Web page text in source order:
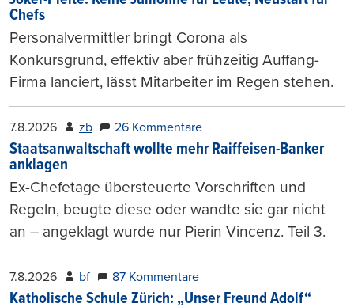
Chefs
Personalvermittler bringt Corona als
Konkursgrund, effektiv aber frühzeitig Auffang-
Firma lanciert, lässt Mitarbeiter im Regen stehen.
7.8.2026 zb 26 Kommentare
Staatsanwaltschaft wollte mehr Raiffeisen-Banker
anklagen
Ex-Chefetage übersteuerte Vorschriften und
Regeln, beugte diese oder wandte sie gar nicht
an – angeklagt wurde nur Pierin Vincenz. Teil 3.
7.8.2026 bf 87 Kommentare
Katholische Schule Zürich: „Unser Freund Adolf“